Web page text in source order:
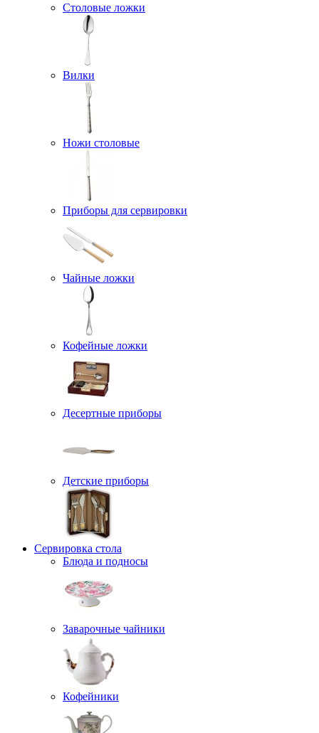
Столовые ложки
Вилки
Ножи столовые
Приборы для сервировки
Чайные ложки
Кофейные ложки
Десертные приборы
Детские приборы
Сервировка стола
Блюда и подносы
Заварочные чайники
Кофейники